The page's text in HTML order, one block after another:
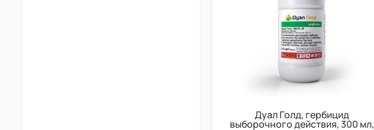
Дуал Голд, гербицид
выборочного действия, 300 мл,